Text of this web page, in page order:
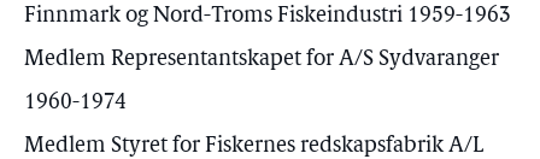
Finnmark og Nord-Troms Fiskeindustri 1959-1963
Medlem Representantskapet for A/S Sydvaranger
1960-1974
Medlem Styret for Fiskernes redskapsfabrik A/L